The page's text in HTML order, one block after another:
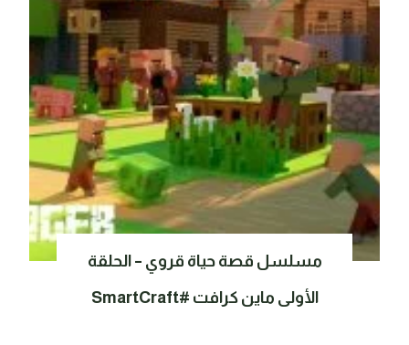
مسلسل قصة حياة قروي – الحلقة
الأولى ماين كرافت #SmartCraft